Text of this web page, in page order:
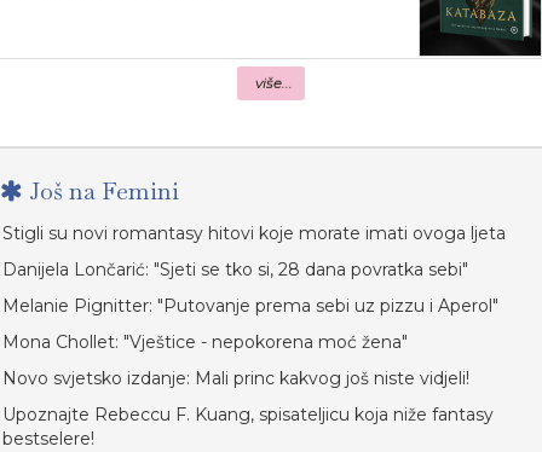
više...
Još na Femini
Stigli su novi romantasy hitovi koje morate imati ovoga ljeta
Danijela Lončarić: "Sjeti se tko si, 28 dana povratka sebi"
Melanie Pignitter: "Putovanje prema sebi uz pizzu i Aperol"
Mona Chollet: "Vještice - nepokorena moć žena"
Novo svjetsko izdanje: Mali princ kakvog još niste vidjeli!
Upoznajte Rebeccu F. Kuang, spisateljicu koja niže fantasy
bestselere!